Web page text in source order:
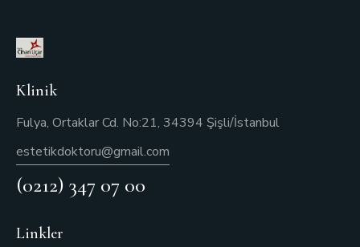
Klinik
Fulya, Ortaklar Cd. No:21, 34394 Şişli/İstanbul
estetikdoktoru@gmail.com
(0212) 347 07 00
Linkler